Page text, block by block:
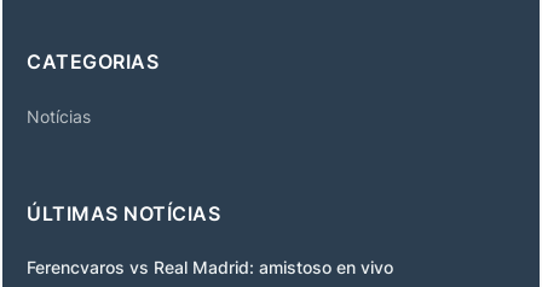
CATEGORIAS
Notícias
ÚLTIMAS NOTÍCIAS
Ferencvaros vs Real Madrid: amistoso en vivo